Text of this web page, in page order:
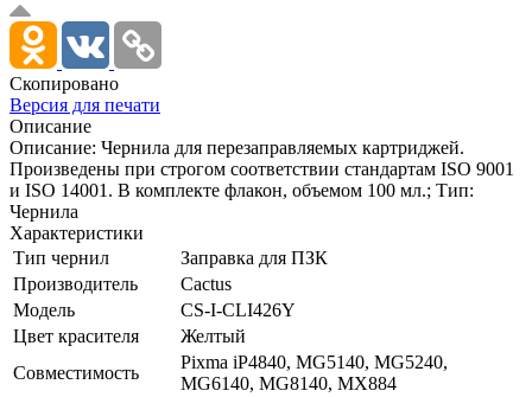
Скопировано
Версия для печати
Описание
Описание: Чернила для перезаправляемых картриджей.
Произведены при строгом соответствии стандартам ISO 9001
и ISO 14001. В комплекте флакон, объемом 100 мл.; Тип:
Чернила
Характеристики
Тип чернил
Заправка для ПЗК
Производитель
Cactus
Модель
CS-I-CLI426Y
Цвет красителя
Желтый
Совместимость
Pixma iP4840, MG5140, MG5240,
MG6140, MG8140, MX884